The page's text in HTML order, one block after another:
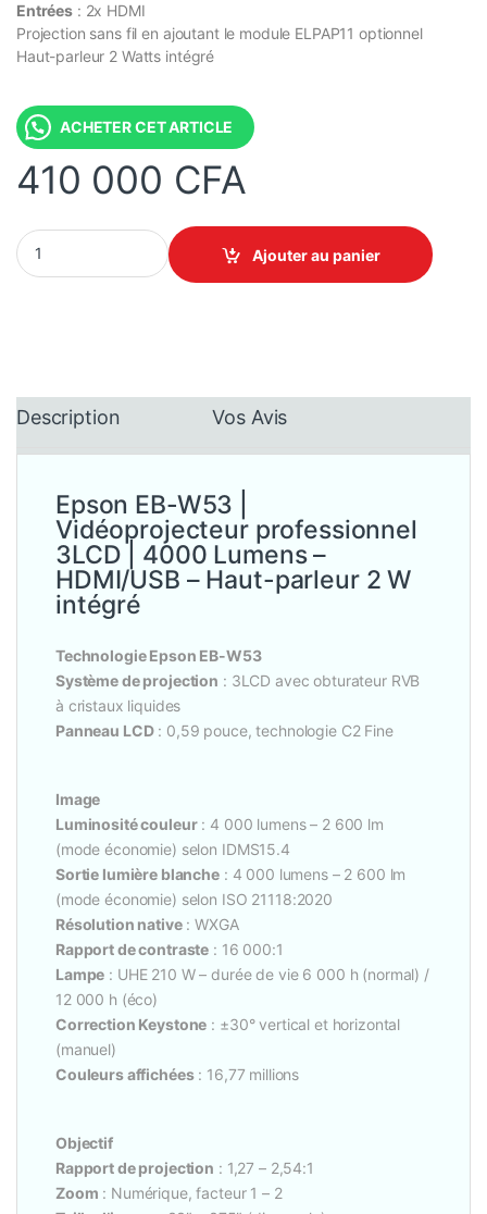
Entrées : 2x HDMI
Projection sans fil en ajoutant le module ELPAP11 optionnel
Haut-parleur 2 Watts intégré
ACHETER CET ARTICLE
410 000 CFA
Epson EB-W53 | Vidéoprojecteur professionnel 3LCD | 4000
Ajouter au panier
Description Vos Avis
Epson EB-W53 |
Vidéoprojecteur professionnel
3LCD | 4000 Lumens –
HDMI/USB – Haut-parleur 2 W
intégré
Technologie Epson EB-W53
Système de projection : 3LCD avec obturateur RVB
à cristaux liquides
Panneau LCD: 0,59 pouce, technologie C2 Fine
Image
Luminosité couleur: 4 000 lumens – 2 600 lm
(mode économie) selon IDMS15.4
Sortie lumière blanche: 4 000 lumens – 2 600 lm
(mode économie) selon ISO 21118:2020
Résolution native: WXGA
Rapport de contraste : 16 000:1
Lampe : UHE 210 W – durée de vie 6 000 h (normal) /
12 000 h (éco)
Correction Keystone : ±30° vertical et horizontal
(manuel)
Couleurs affichées: 16,77 millions
Objectif
Rapport de projection : 1,27 – 2,54:1
Zoom : Numérique, facteur 1 – 2